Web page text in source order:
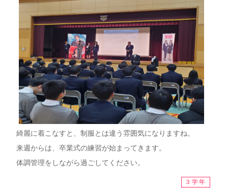
綺麗に着こなすと、制服とは違う雰囲気になりますね。
来週からは、卒業式の練習が始まってきます。
体調管理をしながら過ごしてください。
３学年